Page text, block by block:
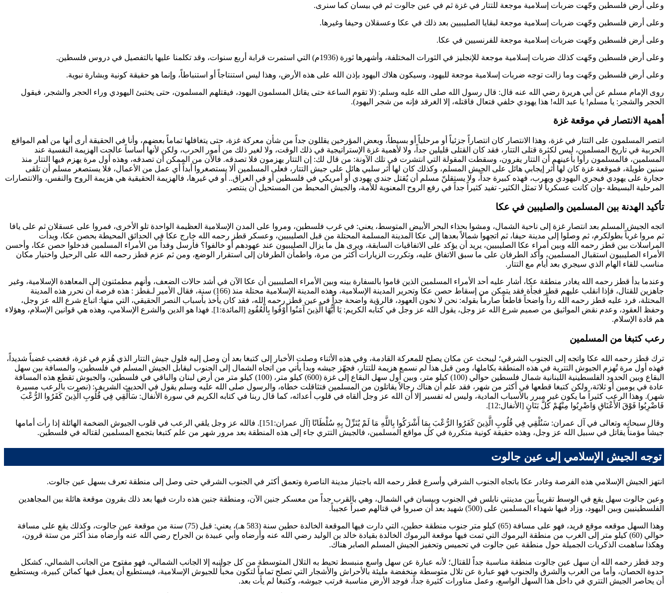
وعلى أرض فلسطين وجّهت ضربات إسلامية موجعة للتتار في غزة ثم في عين جالوت ثم في بيسان كما سنرى.
وعلى أرض فلسطين وجّهت ضربات إسلامية موجعة لبقايا الصليبيين بعد ذلك في عكا وعسقلان وحيفا وغيرها.
وعلى أرض فلسطين وجّهت ضربات إسلامية موجعة للفرنسيين في عكا.
وعلى أرض فلسطين وجّهت كذلك ضربات إسلامية موجعة للإنجليز في الثورات المختلفة، وأشهرها ثورة (1936م) التي استمرت قرابة أربع سنوات، وقد تكلمنا عليها بالتفصيل في دروس فلسطين.
وعلى أرض فلسطين وجّهت وما زالت توجه ضربات إسلامية موجعة لليهود، وسيكون هلاك اليهود بإذن الله على هذه الأرض، وهذا ليس استنتاجاً أو استنباطاً، وإنما هو حقيقة كونية وبشارة نبوية.
روى الإمام مسلم عن أبي هريرة رضي الله عنه قال: قال رسول الله صلى الله عليه وسلم: (لا تقوم الساعة حتى يقاتل المسلمون اليهود، فيقتلهم المسلمون، حتى يختبئ اليهودي وراء الحجر والشجر، فيقول
الحجر والشجر: يا مسلم! يا عبد الله! هذا يهودي خلفي فتعال فاقتله، إلا الغرقد فإنه من شجر اليهود).
أهمية الانتصار في موقعة غزة
انتصر المسلمون على التتار في غزة، وهذا الانتصار كان انتصاراً جزئياً أو مرحلياً أو بسيطاً، وبعض المؤرخين يقللون جداً من شأن معركة غزة، حتى يتغافلها تماماً بعضهم، وأنا في الحقيقة أرى أنها من أهم المواقع
الحربية في تاريخ المسلمين، ليس لكثرة قتلى التتار، فقد كان القتلى قليلين جداً، ولا لأهمية غزة الإستراتيجية في ذلك الوقت، ولا لغير ذلك من أمور الحرب، ولكن لأنها أساساً عالجت الهزيمة النفسية عند
المسلمين، فالمسلمون رأوا بأعينهم أن التتار يفرون، وسقطت المقولة التي انتشرت في تلك الآونة: من قال لك: إن التتار يهزمون فلا تصدقه. فالآن من الممكن أن تصدقه، وهذه أول مرة يهزم فيها التتار منذ
سنين طويلة، فموقعة غزة كان لها أثر إيجابي هائل على الجيش المسلم، وكذلك كان لها أثر سلبي هائل على جيش التتار، فعلى المسلمين ألا يستصغروا أبداً أي عمل من الأعمال، فلا يستصغر مسلم أن تلقى
حجارة على يهودي فيجري اليهودي ويهرب، فهذه كبيرة جداً، ولا يستقلنّ مسلم أن يُقتل جندي يهودي أو أمريكي في فلسطين أو في العراق.. أو في غيرها، فالهزيمة الحقيقية هي هزيمة الروح والنفس، والانتصارات
المرحلية البسيطة -وإن كانت عسكرياً لا تمثل الكثير- تفيد كثيراً جداً في رفع الروح المعنوية للأمة، والجيش المحبط من المستحيل أن ينتصر.
تأكيد الهدنة بين المسلمين والصليبين في عكا
اتجه الجيش المسلم بعد انتصار غزة إلى ناحية الشمال، ومشوا بحذاء البحر الأبيض المتوسط، يعني: في غرب فلسطين، ومروا على المدن الإسلامية العظيمة الواحدة تلو الأخرى، فمروا على عسقلان ثم على يافا
ثم مروا غرباً بطولكرم، ثم وصلوا إلى مدينة حيفا، ثم اتجهوا شمالاً بعدها إلى عكا المدينة المسلمة المحتلة من قبل الصليبيين، وعسكر قطز رحمه الله خارج عكا في الحدائق المحيطة بحصن عكا، وبدأت
المراسلات بين قطز رحمه الله وبين أمراء عكا الصليبيين، يريد أن يؤكد على الاتفاقيات السابقة، ويرى هل ما يزال الصليبيون عند عهودهم أو خالفوا؟ فأرسل وفداً من الأمراء المسلمين فدخلوا حصن عكا، وأحسن
الأمراء الصليبيون استقبال المسلمين، وأكد الطرفان على ما سبق الاتفاق عليه، وتكررت الزيارات أكثر من مرة، واطمأن الطرفان إلى استقرار الوضع، ومن ثم عزم قطز رحمه الله على الرحيل واختيار مكان
مناسب للقاء الهام الذي سيجري بعد أيام مع التتار.
وعندما بدأ قطز رحمه الله يغادر منطقة عكا، أشار عليه أحد الأمراء المسلمين الذين قاموا بالسفارة بينه وبين الأمراء الصليبيين أن عكا الآن في أشد حالات الضعف، وأنهم مطمئنون إلى المعاهدة الإسلامية، وغير
جاهزين للقتال، فإذا انقلب عليهم قطز فجأة فقد يتمكن من إسقاط حصن عكا وتحرير المدينة الإسلامية، وهذه المدينة الإسلامية محتلة منذ (166) سنة، فقال الأمير لـ قطز : هذه فرصة أن نحرر هذه المدينة
المحتلة، فرد عليه قطز رحمه الله رداً واضحاً قاطعاً صارماً بقوله: نحن لا نخون العهود، فالرؤية واضحة جداً في عين قطز رحمه الله، فقد كان يأخذ بأسباب النصر الحقيقي، التي منها: اتباع شرع الله عز وجل،
وحفظ العقود، وعدم نقض المواثيق من صميم شرع الله عز وجل، يقول الله عز وجل في كتابه الكريم:يَا أَيُّهَا الَّذِينَ آمَنُوا أَوْفُوا بِالْعُقُودِ
[المائدة:1]. فهذا هو الدين والشرع الإسلامي، وهذه هي قوانين الإسلام، وهؤلاء
هم قادة الإسلام.
رعب كتبغا من المسلمين
ترك قطز رحمه الله عكا واتجه إلى الجنوب الشرقي؛ ليبحث عن مكان يصلح للمعركة القادمة، وفي هذه الأثناء وصلت الأخبار إلى كتبغا بعد أن وصل إليه فلول جيش التتار الذي هُزم في غزة، فغضب غضباً شديداً،
فهذه أول مرة تُهزم الجيوش التترية في هذه المنطقة بكاملها، ومن قبل هذا لم نسمع هزيمة للتتار، فجهّز جيشه وبدأ يأتي من اتجاه الشمال إلى الجنوب ليقابل الجيش المسلم في فلسطين، والمسافة بين سهل
البقاع وبين الحدود الفلسطينية اللبنانية شمال فلسطين حوالي (100) كيلو متر، وبين أول سهل البقاع إلى غزة (600) كيلو متر، (100) كيلو متر من أرض لبنان والباقي في فلسطين، والجيوش تقطع هذه المسافة
عادة في يومين أو ثلاثة، ولكن كتبغا قطعها في أكثر من شهر، فقد علم أن هناك رجالاً يقاتلون من المسلمين فتثاقلت خطاه، والرسول صلى الله عليه وسلم يقول في الحديث الشريف: (نصرت بالرعب مسيرة
شهر ). وهذا الرعب كثيراً ما يكون غير مبرر بالأسباب المادية، وليس له تفسير إلا أن الله عز وجل ألقاه في قلوب أعدائه، كما قال ربنا في كتابه الكريم في سورة الأنفال: سَأُلْقِي فِي قُلُوبِ الَّذِينَ كَفَرُوا الرُّعْبَ
فَاضْرِبُوا فَوْقَ الأَعْنَاقِ وَاضْرِبُوا مِنْهُمْ كُلَّ بَنَانٍ [الأنفال:12].
وقال سبحانه وتعالى في آل عمران: سَنُلْقِي فِي قُلُوبِ الَّذِينَ كَفَرُوا الرُّعْبَ بِمَا أَشْرَكُوا بِاللَّهِ مَا لَمْ يُنَزِّلْ بِهِ سُلْطَانًا
[آل عمران:151]. فالله عز وجل يلقي الرعب في قلوب الجيوش الضخمة الهائلة إذا رأت أمامها
جيشاً مؤمناً يقاتل في سبيل الله عز وجل، وهذه حقيقة كونية متكررة في كل مواقع المسلمين، فالجيش التتري جاء إلى هذه المنطقة بعد مرور شهر من علم كتبغا بتجمع المسلمين لقتاله في فلسطين.
توجه الجيش الإسلامي إلى عين جالوت
انتهز الجيش الإسلامي هذه الفرصة وغادر عكا باتجاه الجنوب الشرقي وأسرع قطز رحمه الله باجتياز مدينة الناصرة وتعمق أكثر في الجنوب الشرقي حتى وصل إلى منطقة تعرف بسهل عين جالوت.
وعين جالوت سهل يقع في الوسط تقريباً بين مدينتي نابلس في الجنوب وبيسان في الشمال، وهي بالقرب جداً من معسكر جنين الآن، ومنطقة جنين هذه دارت فيها بعد ذلك بقرون موقعة هائلة بين المجاهدين
الفلسطينيين وبين اليهود، وزاد فيها شهداء المسلمين على (500) شهيد بعد أن صبروا في قتالهم صبراً عجيباً.
وهذا السهل موقعه موقع فريد، فهو على مسافة (65) كيلو متر جنوب منطقة حطين، التي دارت فيها الموقعة الخالدة حطين سنة (583 هـ)، يعني: قبل (75) سنة من موقعة عين جالوت، وكذلك يقع على مسافة
حوالي (60) كيلو متر إلى الغرب من منطقة اليرموك التي تمت فيها موقعة اليرموك الخالدة بقيادة
خالد بن الوليد رضي الله عنه وأرضاه و أبي عبيدة بن الجراح رضي الله عنه وأرضاه منذ أكثر من ستة قرون،
وهكذا ساهمت الذكريات الجميلة حول منطقة عين جالوت في تحميس وتحفيز الجيش المسلم الصابر هناك.
وجد قطز رحمه الله أن سهل عين جالوت منطقة مناسبة جداً للقتال؛ لأنه عبارة عن سهل واسع منبسط تحيط به التلال المتوسطة من كل جوانبه إلا الجانب الشمالي، فهو مفتوح من الجانب الشمالي، كشكل
حدوة الحصان، وأما من الغرب والشرق والجنوب فهو عبارة عن تلال متوسطة منخفضة مليئة بالأحراش والأشجار التي تصلح تماماً لتكون مخبأً للجيوش الإسلامية، فيستطيع أن يعمل فيها كمائن كبيرة، ويستطيع
أن يحاصر الجيش التتري في داخل هذا السهل الواسع، وعمل مناورات كثيرة جداً، فوجد الأرض مناسبة فرتب جيوشه، وكتبغا لم يأت بعد.